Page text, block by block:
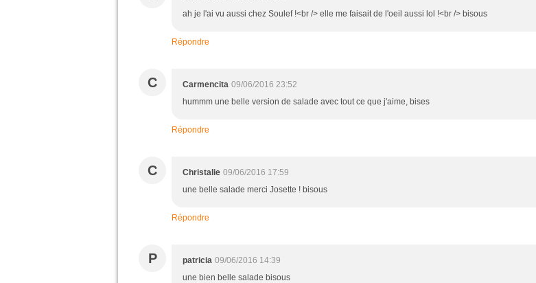
ah je l'ai vu aussi chez Soulef !<br /> elle me faisait de l'oeil aussi lol !<br /> bisous
Répondre
C Carmencita 09/06/2016 23:52
hummm une belle version de salade avec tout ce que j'aime, bises
Répondre
C Christalie 09/06/2016 17:59
une belle salade merci Josette ! bisous
Répondre
P patricia 09/06/2016 14:39
une bien belle salade bisous